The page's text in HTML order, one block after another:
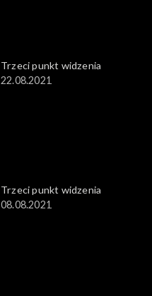
Trzeci punkt widzenia
22.08.2021
Trzeci punkt widzenia
08.08.2021